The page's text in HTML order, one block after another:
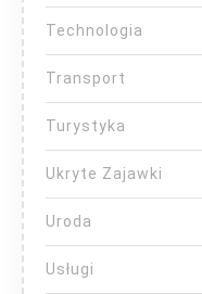
Technologia
Transport
Turystyka
Ukryte Zajawki
Uroda
Usługi